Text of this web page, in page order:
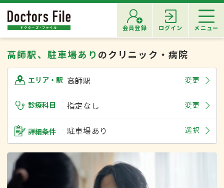
会員登録 ログイン メニュー
高師駅、駐車場あり のクリニック・病院
エリア・駅 高師駅 変更
診療科目 指定なし 変更
詳細条件 駐車場あり 選択